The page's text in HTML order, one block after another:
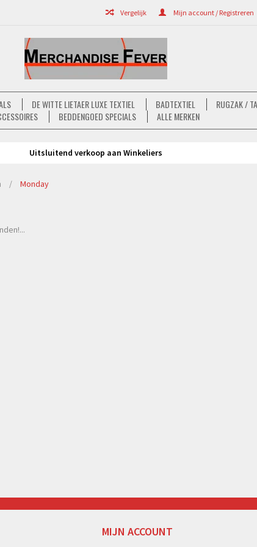
Mijn account / Registreren
Vergelijk
DE WITTE LIETAER LUXE TEXTIEL BADTEXTIEL RUGZAK /
BEDDENGOED SPECIALS ALLE MERKEN
Uitsluitend verkoop aan Winkeliers
/ Monday
MIJN ACCOUNT